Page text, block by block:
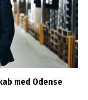
med Odense